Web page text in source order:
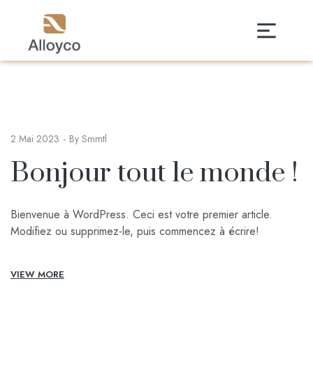
2 Mai 2023 By Smmtl
Bonjour tout le monde !
Bienvenue à WordPress. Ceci est votre premier article.
Modifiez ou supprimez-le, puis commencez à écrire!
VIEW MORE